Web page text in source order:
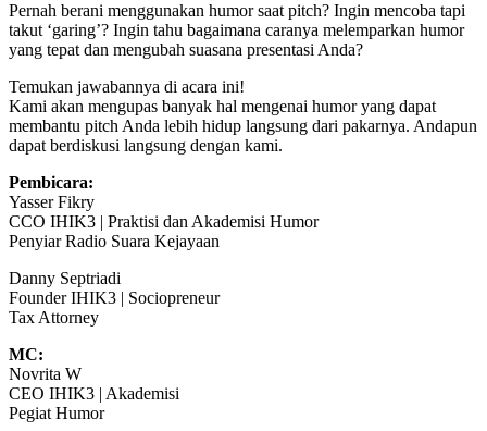
Pernah berani menggunakan humor saat pitch? Ingin mencoba tapi
takut ‘garing’? Ingin tahu bagaimana caranya melemparkan humor
yang tepat dan mengubah suasana presentasi Anda?
Temukan jawabannya di acara ini!
Kami akan mengupas banyak hal mengenai humor yang dapat
membantu pitch Anda lebih hidup langsung dari pakarnya. Andapun
dapat berdiskusi langsung dengan kami.
Pembicara:
Yasser Fikry
CCO IHIK3 | Praktisi dan Akademisi Humor
Penyiar Radio Suara Kejayaan
Danny Septriadi
Founder IHIK3 | Sociopreneur
Tax Attorney
MC:
Novrita W
CEO IHIK3 | Akademisi
Pegiat Humor